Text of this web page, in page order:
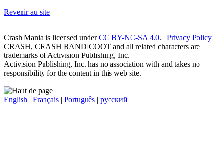
Revenir au site
Crash Mania is licensed underCC BY-NC-SA 4.0. | Privacy Policy
CRASH, CRASH BANDICOOT and all related characters are
trademarks of Activision Publishing, Inc.
Activision Publishing, Inc. has no association with and takes no
responsibility for the content in this web site.
English | Français | Português | русский